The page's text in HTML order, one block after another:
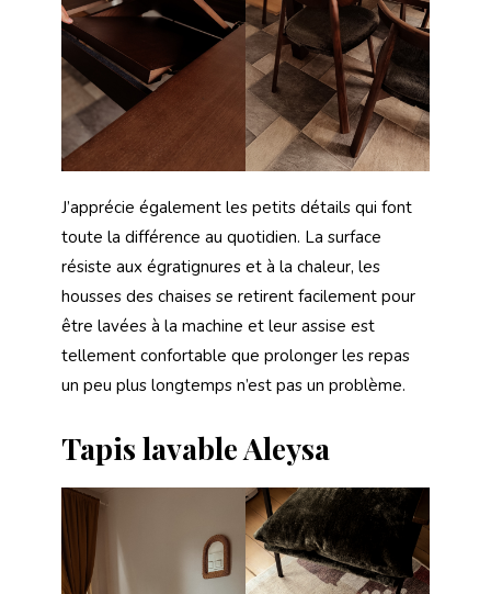
J’apprécie également les petits détails qui font
toute la différence au quotidien. La surface
résiste aux égratignures et à la chaleur, les
housses des chaises se retirent facilement pour
être lavées à la machine et leur assise est
tellement confortable que prolonger les repas
un peu plus longtemps n’est pas un problème.
Tapis lavable Aleysa